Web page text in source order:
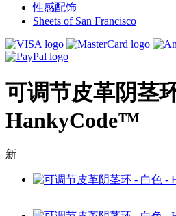
性感配饰
Sheets of San Francisco
可调节皮革阴茎
HankyCode™
新